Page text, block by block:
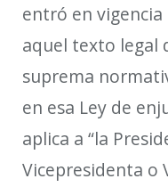
entró en
aquel texto legal
suprema
en esa Ley de
aplica a “la
Vicepresidenta o